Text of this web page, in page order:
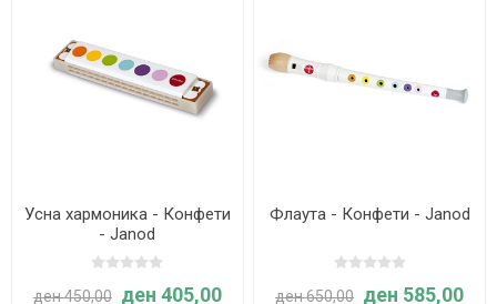
Усна хармоника - Конфети
- Janod
ден 450,00 ден 405,00
Флаута - Конфети - Janod
ден 650,00 ден 585,00